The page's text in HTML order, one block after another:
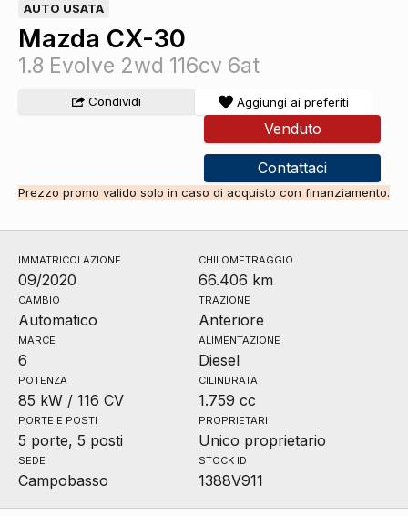
AUTO USATA
Mazda CX-30
1.8 Evolve 2wd 116cv 6at
Condividi Aggiungi ai preferiti
Venduto
Contattaci
Prezzo promo valido solo in caso di acquisto con finanziamento.
IMMATRICOLAZIONE
09/2020
CHILOMETRAGGIO
66.406 km
CAMBIO
Automatico
TRAZIONE
Anteriore
MARCE
6
ALIMENTAZIONE
Diesel
POTENZA
85 kW / 116 CV
CILINDRATA
1.759 cc
PORTE E POSTI
5 porte, 5 posti
PROPRIETARI
Unico proprietario
SEDE
Campobasso
STOCK ID
1388V911